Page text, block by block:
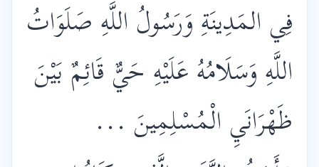
فِي المَدِينَةِ وَرَسُولُ اللَّهِ صَلَوَاتُ
اللَّهِ وَسَلَامُهُ عَلَيْهِ حَيٌّ قَائِمٌ بَيْنَ
ظَهْرَانَيِ الْمُسْلِمِينَ ...